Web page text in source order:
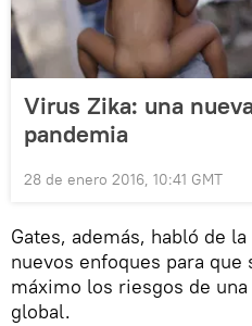
Virus Zika: una
pandemia
28 de enero 2016, 10:41 GMT
Gates, además, habló de
nuevos enfoques para
máximo los riesgos de
global.